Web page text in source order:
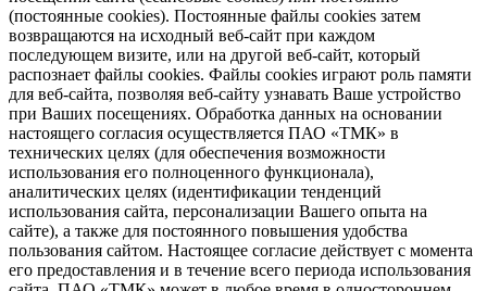
(постоянные cookies). Постоянные файлы cookies затем
возвращаются на исходный веб-сайт при каждом
последующем визите, или на другой веб-сайт, который
распознает файлы cookies. Файлы cookies играют роль памяти
для веб-сайта, позволяя веб-сайту узнавать Ваше устройство
при Ваших посещениях. Обработка данных на основании
настоящего согласия осуществляется ПАО «ТМК» в
технических целях (для обеспечения возможности
использования его полноценного функционала),
аналитических целях (идентификации тенденций
использования сайта, персонализации Вашего опыта на
сайте), а также для постоянного повышения удобства
пользования сайтом. Настоящее согласие действует с момента
его предоставления и в течение всего периода использования